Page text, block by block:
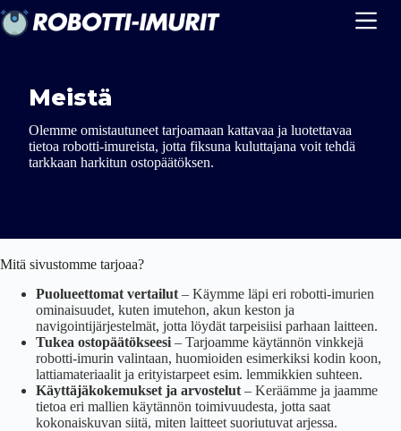
Skip
to
content
Meistä
Olemme omistautuneet tarjoamaan kattavaa ja luotettavaa
tietoa robotti-imureista, jotta fiksuna kuluttajana voit tehdä
tarkkaan harkitun ostopäätöksen.
Mitä sivustomme tarjoaa?
Puolueettomat vertailut – Käymme läpi eri robotti-imurien
ominaisuudet, kuten imutehon, akun keston ja
navigointijärjestelmät, jotta löydät tarpeisiisi parhaan laitteen.
Tukea ostopäätökseesi – Tarjoamme käytännön vinkkejä
robotti-imurin valintaan, huomioiden esimerkiksi kodin koon,
lattiamateriaalit ja erityistarpeet esim. lemmikkien suhteen.
Käyttäjäkokemukset ja arvostelut – Keräämme ja jaamme
tietoa eri mallien käytännön toimivuudesta, jotta saat
kokonaiskuvan siitä, miten laitteet suoriutuvat arjessa.